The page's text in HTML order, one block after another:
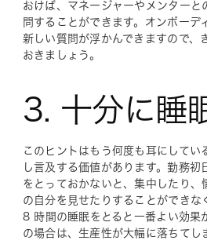
おけば、マネージャーやメンターと
問することができます。オンボーデ
新しい質問が浮かんできますので、
おきましょう。
3. 十分に睡
このヒントはもう何度も耳にしてい
し言及する価値があります。勤務初
をとっておかないと、集中したり、
の自分を見せたりすることができな
8 時間の睡眠をとると一番よい効果
の場合は、生産性が大幅に落ちてし